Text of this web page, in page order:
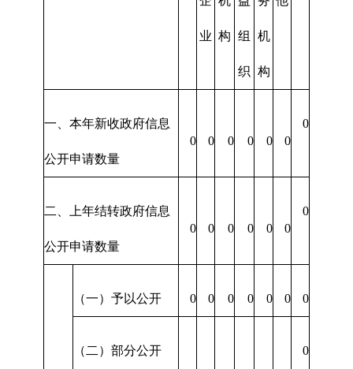
业 构 组
织
机
构
一、本年新收政府信息
公开申请数量
0 0 0 0 0 0
0
二、上年结转政府信息
公开申请数量
0 0 0 0 0 0
0
（一）予以公开 0 0 0 0 0 0 0
（二）部分公开 0